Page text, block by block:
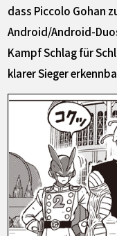
dass Piccolo Gohan
Android/Android-
Kampf Schlag für
klarer Sieger